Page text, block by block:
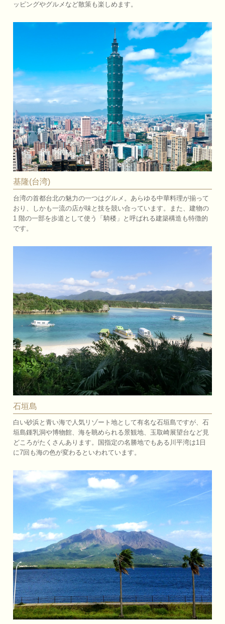
ッピングやグルメなど散策も楽しめます。
基隆(台湾)
台湾の首都台北の魅力の一つはグルメ。あらゆる中華料理が揃って
おり、しかも一流の店が味と技を競い合っています。また、建物の
1 階の一部を歩道として使う「騎楼」と呼ばれる建築構造も特徴的
です。
石垣島
白い砂浜と青い海で人気リゾート地として有名な石垣島ですが、石
垣島鍾乳洞や博物館、海を眺められる景観地、玉取崎展望台など見
どころがたくさんあります。国指定の名勝地でもある川平湾は1日
に7回も海の色が変わるといわれています。